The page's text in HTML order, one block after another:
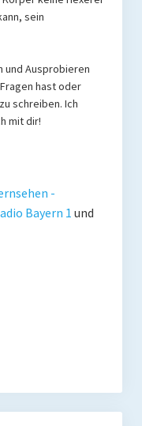
sein
und Ausprobieren
hast oder
schreiben. Ich
mit dir!
-
Bayern 1 und